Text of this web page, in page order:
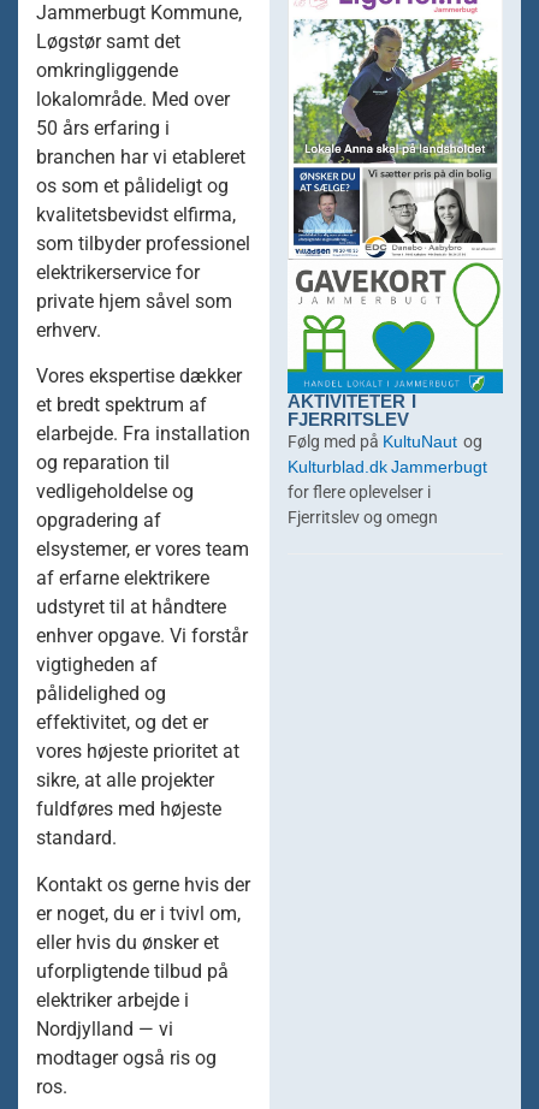
Jammerbugt Kommune,
Løgstør samt det
omkringliggende
lokalområde. Med over
50 års erfaring i
branchen har vi etableret
os som et pålideligt og
kvalitetsbevidst elfirma,
som tilbyder professionel
elektrikerservice for
private hjem såvel som
erhverv.
Vores ekspertise dækker
et bredt spektrum af
elarbejde. Fra installation
og reparation til
vedligeholdelse og
opgradering af
elsystemer, er vores team
af erfarne elektrikere
udstyret til at håndtere
enhver opgave. Vi forstår
vigtigheden af
pålidelighed og
effektivitet, og det er
vores højeste prioritet at
sikre, at alle projekter
fuldføres med højeste
standard.
Kontakt os gerne hvis der
er noget, du er i tvivl om,
eller hvis du ønsker et
uforpligtende tilbud på
elektriker arbejde i
Nordjylland — vi
modtager også ris og
ros.
AKTIVITETER I
FJERRITSLEV
Følg med på KultuNaut og
Kulturblad.dkJammerbugt
for flere oplevelser i
Fjerritslev og omegn